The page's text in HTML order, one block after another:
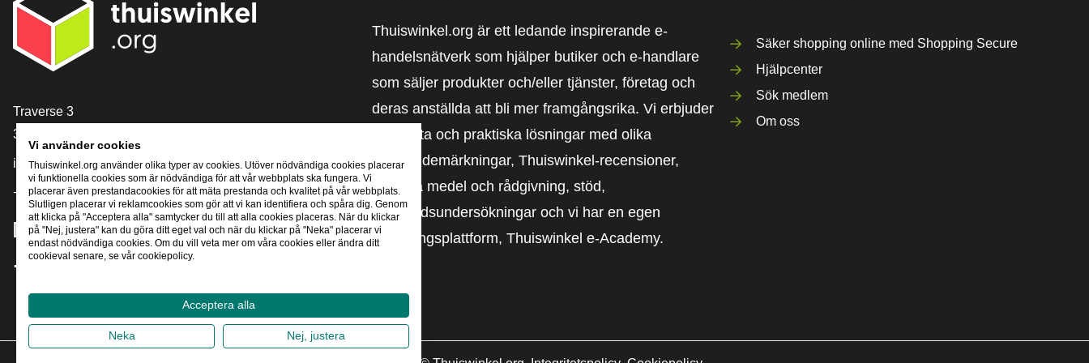
[_General:Contact]
Traverse 3
3905 NL Veenendaal
info@thuiswinkel.org
+31 (0)318 64 85 75
[_General:SocialMediaTitle]
Thuiswinkel.org är ett ledande inspirerande e-
handelsnätverk som hjälper butiker och e-handlare
som säljer produkter och/eller tjänster, företag och
deras anställda att bli mer framgångsrika. Vi erbjuder
relevanta och praktiska lösningar med olika
förtroendemärkningar, Thuiswinkel-recensioner,
rättsliga medel och rådgivning, stöd,
marknadsundersökningar och vi har en egen
utbildningsplattform, Thuiswinkel e-Academy.
Säker shopping online med Shopping Secure
Hjälpcenter
Sök medlem
Om oss
Vi använder cookies
Thuiswinkel.org använder olika typer av cookies. Utöver nödvändiga cookies placerar
vi funktionella cookies som är nödvändiga för att vår webbplats ska fungera. Vi
placerar även prestandacookies för att mäta prestanda och kvalitet på vår webbplats.
Slutligen placerar vi reklamcookies som gör att vi kan identifiera och spåra dig. Genom
att klicka på "Acceptera alla" samtycker du till att alla cookies placeras. När du klickar
på "Nej, justera" kan du göra ditt eget val och när du klickar på "Neka" placerar vi
endast nödvändiga cookies. Om du vill veta mer om våra cookies eller ändra ditt
cookieval senare, se vår cookiepolicy.
Acceptera alla
Neka Nej, justera